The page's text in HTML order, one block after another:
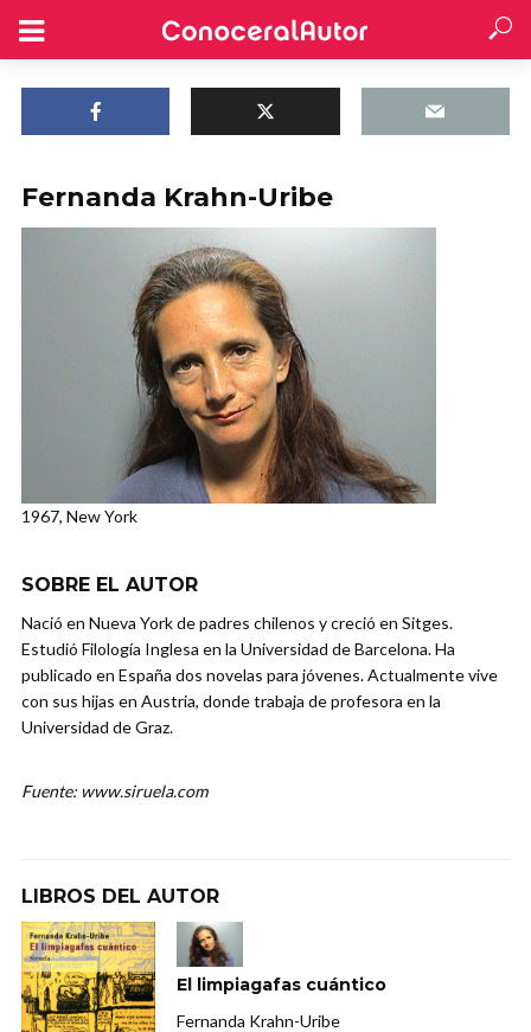
Fernanda Krahn-Uribe
1967, New York
SOBRE EL AUTOR
Nació en Nueva York de padres chilenos y creció en Sitges.
Estudió Filología Inglesa en la Universidad de Barcelona. Ha
publicado en España dos novelas para jóvenes. Actualmente vive
con sus hijas en Austria, donde trabaja de profesora en la
Universidad de Graz.
Fuente: www.siruela.com
LIBROS DEL AUTOR
El limpiagafas cuántico
Fernanda Krahn-Uribe